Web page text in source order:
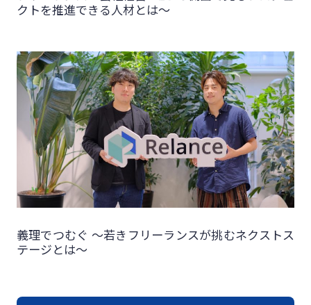
クトを推進できる人材とは～
義理でつむぐ 〜若きフリーランスが挑むネクストス
テージとは〜